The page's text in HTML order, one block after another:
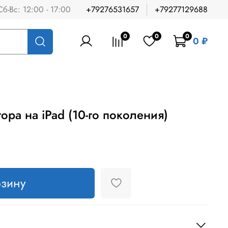
Вс: 12:00 - 17:00 +79276531657 +79277129688
0 0 0 0 ₽
на iPad (10-го поколения)